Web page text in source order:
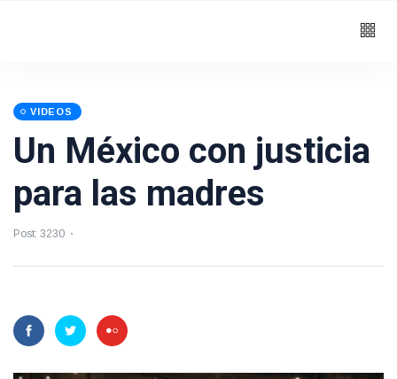
VIDEOS
Un México con justicia
para las madres
Post: 3230